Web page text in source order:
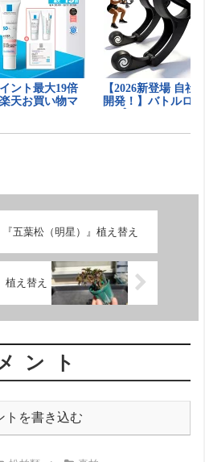
『五葉松（明星）』植え替え
植え替え
ント
トを書き込む